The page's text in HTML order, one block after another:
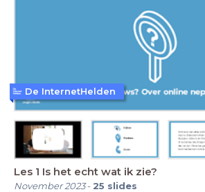
Les 1 Is het echt wat ik zie?
November 2023- 25 slides
De InternetHelden